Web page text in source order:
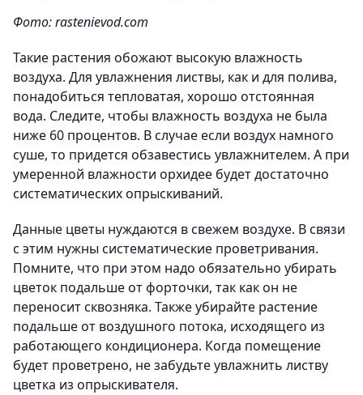
Фото: rastenievod.com
Такие растения обожают высокую влажность
воздуха. Для увлажнения листвы, как и для полива,
понадобиться тепловатая, хорошо отстоянная
вода. Следите, чтобы влажность воздуха не была
ниже 60 процентов. В случае если воздух намного
суше, то придется обзавестись увлажнителем. А при
умеренной влажности орхидее будет достаточно
систематических опрыскиваний.
Данные цветы нуждаются в свежем воздухе. В связи
с этим нужны систематические проветривания.
Помните, что при этом надо обязательно убирать
цветок подальше от форточки, так как он не
переносит сквозняка. Также убирайте растение
подальше от воздушного потока, исходящего из
работающего кондиционера. Когда помещение
будет проветрено, не забудьте увлажнить листву
цветка из опрыскивателя.